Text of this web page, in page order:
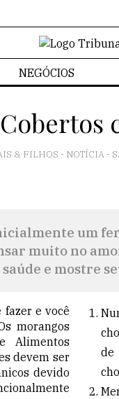
NEGÓCIOS
& FILHOS - NOTÍCIA -
muito no
e mostre
fazer e você
morangos
Alimentos
devem ser
devido
de